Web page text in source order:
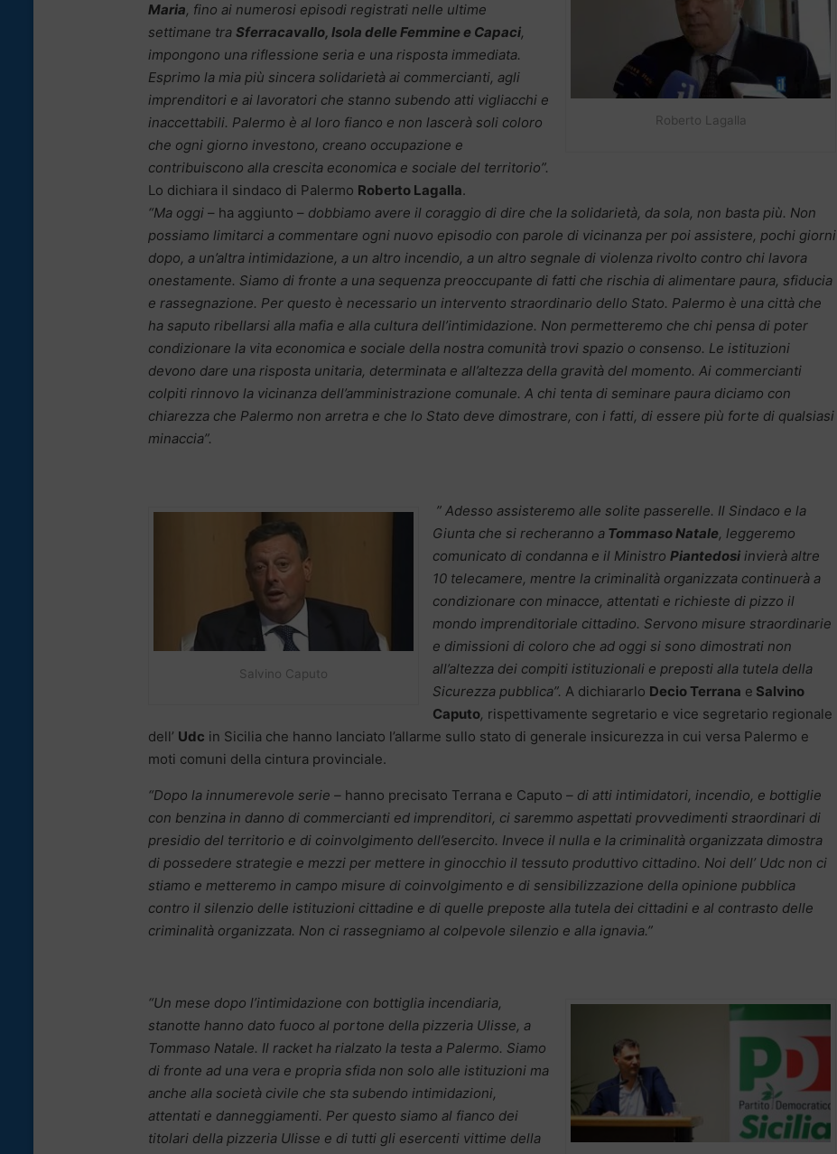
Roberto Lagalla
Maria, fino ai numerosi episodi registrati nelle ultime
settimane tra Sferracavallo, Isola delle Femmine e Capaci,
impongono una riflessione seria e una risposta immediata.
Esprimo la mia più sincera solidarietà ai commercianti, agli
imprenditori e ai lavoratori che stanno subendo atti vigliacchi e
inaccettabili. Palermo è al loro fianco e non lascerà soli coloro
che ogni giorno investono, creano occupazione e
contribuiscono alla crescita economica e sociale del territorio”.
Lo dichiara il sindaco di Palermo Roberto Lagalla.
“Ma oggi – ha aggiunto – dobbiamo avere il coraggio di dire che la solidarietà, da sola, non basta più. Non
possiamo limitarci a commentare ogni nuovo episodio con parole di vicinanza per poi assistere, pochi giorni
dopo, a un’altra intimidazione, a un altro incendio, a un altro segnale di violenza rivolto contro chi lavora
onestamente. Siamo di fronte a una sequenza preoccupante di fatti che rischia di alimentare paura, sfiducia
e rassegnazione. Per questo è necessario un intervento straordinario dello Stato. Palermo è una città che
ha saputo ribellarsi alla mafia e alla cultura dell’intimidazione. Non permetteremo che chi pensa di poter
condizionare la vita economica e sociale della nostra comunità trovi spazio o consenso. Le istituzioni
devono dare una risposta unitaria, determinata e all’altezza della gravità del momento. Ai commercianti
colpiti rinnovo la vicinanza dell’amministrazione comunale. A chi tenta di seminare paura diciamo con
chiarezza che Palermo non arretra e che lo Stato deve dimostrare, con i fatti, di essere più forte di qualsiasi
minaccia”.
Salvino Caputo
” Adesso assisteremo alle solite passerelle. Il Sindaco e la
Giunta che si recheranno a Tommaso Natale, leggeremo
comunicato di condanna e il Ministro Piantedosi invierà altre
10 telecamere, mentre la criminalità organizzata continuerà a
condizionare con minacce, attentati e richieste di pizzo il
mondo imprenditoriale cittadino. Servono misure straordinarie
e dimissioni di coloro che ad oggi si sono dimostrati non
all’altezza dei compiti istituzionali e preposti alla tutela della
Sicurezza pubblica”. A dichiararlo Decio Terrana e Salvino
Caputo, rispettivamente segretario e vice segretario regionale
dell’ Udc in Sicilia che hanno lanciato l’allarme sullo stato di generale insicurezza in cui versa Palermo e
moti comuni della cintura provinciale.
“Dopo la innumerevole serie – hanno precisato Terrana e Caputo – di atti intimidatori, incendio, e bottiglie
con benzina in danno di commercianti ed imprenditori, ci saremmo aspettati provvedimenti straordinari di
presidio del territorio e di coinvolgimento dell’esercito. Invece il nulla e la criminalità organizzata dimostra
di possedere strategie e mezzi per mettere in ginocchio il tessuto produttivo cittadino. Noi dell’ Udc non ci
stiamo e metteremo in campo misure di coinvolgimento e di sensibilizzazione della opinione pubblica
contro il silenzio delle istituzioni cittadine e di quelle preposte alla tutela dei cittadini e al contrasto delle
criminalità organizzata. Non ci rassegniamo al colpevole silenzio e alla ignavia.”
“Un mese dopo l’intimidazione con bottiglia incendiaria,
stanotte hanno dato fuoco al portone della pizzeria Ulisse, a
Tommaso Natale. Il racket ha rialzato la testa a Palermo. Siamo
di fronte ad una vera e propria sfida non solo alle istituzioni ma
anche alla società civile che sta subendo intimidazioni,
attentati e danneggiamenti. Per questo siamo al fianco dei
titolari della pizzeria Ulisse e di tutti gli esercenti vittime della